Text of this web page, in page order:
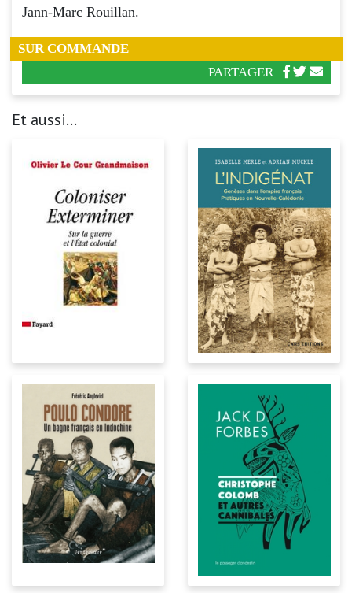
Jann-Marc Rouillan.
SUR COMMANDE
PARTAGER
Et aussi...